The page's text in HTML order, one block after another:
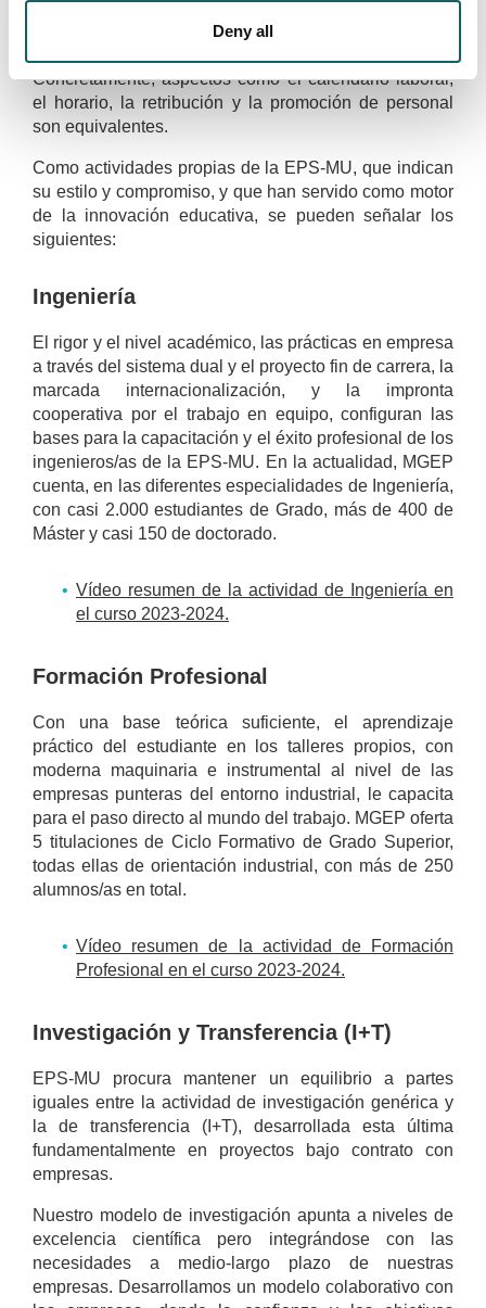
Deny all
Es de destacar también que el status socio laboral del
profesorado de EPS-MU es equivalente al de un
Concretamente, aspectos como el calendario laboral,
el horario, la retribución y la promoción de personal
son equivalentes.
Como actividades propias de la EPS-MU, que indican
su estilo y compromiso, y que han servido como motor
de la innovación educativa, se pueden señalar los
siguientes:
Ingeniería
El rigor y el nivel académico, las prácticas en empresa
a través del sistema dual y el proyecto fin de carrera, la
marcada internacionalización, y la impronta
cooperativa por el trabajo en equipo, configuran las
bases para la capacitación y el éxito profesional de los
ingenieros/as de la EPS-MU. En la actualidad, MGEP
cuenta, en las diferentes especialidades de Ingeniería,
con casi 2.000 estudiantes de Grado, más de 400 de
Máster y casi 150 de doctorado.
Vídeo resumen de la actividad de Ingeniería en
el curso 2023-2024.
Formación Profesional
Con una base teórica suficiente, el aprendizaje
práctico del estudiante en los talleres propios, con
moderna maquinaria e instrumental al nivel de las
empresas punteras del entorno industrial, le capacita
para el paso directo al mundo del trabajo. MGEP oferta
5 titulaciones de Ciclo Formativo de Grado Superior,
todas ellas de orientación industrial, con más de 250
alumnos/as en total.
Vídeo resumen de la actividad de Formación
Profesional en el curso 2023-2024.
Investigación y Transferencia (I+T)
EPS-MU procura mantener un equilibrio a partes
iguales entre la actividad de investigación genérica y
la de transferencia (I+T), desarrollada esta última
fundamentalmente en proyectos bajo contrato con
empresas.
Nuestro modelo de investigación apunta a niveles de
excelencia científica pero integrándose con las
necesidades a medio-largo plazo de nuestras
empresas. Desarrollamos un modelo colaborativo con